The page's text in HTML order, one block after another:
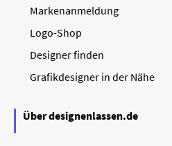
Markenanmeldung
Logo-Shop
Designer finden
Grafikdesigner in der Nähe
Über designenlassen.de